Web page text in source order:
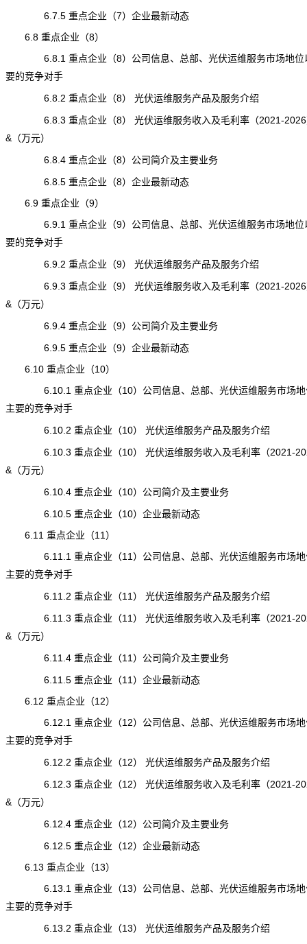
6.7.5 重点企业（7）企业最新动态
6.8 重点企业（8）
6.8.1 重点企业（8）公司信息、总部、光伏运维服务市场地位
要的竞争对手
6.8.2 重点企业（8） 光伏运维服务产品及服务介绍
6.8.3 重点企业（8） 光伏运维服务收入及毛利率（2021-2026
&（万元）
6.8.4 重点企业（8）公司简介及主要业务
6.8.5 重点企业（8）企业最新动态
6.9 重点企业（9）
6.9.1 重点企业（9）公司信息、总部、光伏运维服务市场地位
要的竞争对手
6.9.2 重点企业（9） 光伏运维服务产品及服务介绍
6.9.3 重点企业（9） 光伏运维服务收入及毛利率（2021-2026
&（万元）
6.9.4 重点企业（9）公司简介及主要业务
6.9.5 重点企业（9）企业最新动态
6.10 重点企业（10）
6.10.1 重点企业（10）公司信息、总部、光伏运维服务市场地
主要的竞争对手
6.10.2 重点企业（10） 光伏运维服务产品及服务介绍
6.10.3 重点企业（10） 光伏运维服务收入及毛利率（2021-
&（万元）
6.10.4 重点企业（10）公司简介及主要业务
6.10.5 重点企业（10）企业最新动态
6.11 重点企业（11）
6.11.1 重点企业（11）公司信息、总部、光伏运维服务市场地
主要的竞争对手
6.11.2 重点企业（11） 光伏运维服务产品及服务介绍
6.11.3 重点企业（11） 光伏运维服务收入及毛利率（2021-
&（万元）
6.11.4 重点企业（11）公司简介及主要业务
6.11.5 重点企业（11）企业最新动态
6.12 重点企业（12）
6.12.1 重点企业（12）公司信息、总部、光伏运维服务市场地
主要的竞争对手
6.12.2 重点企业（12） 光伏运维服务产品及服务介绍
6.12.3 重点企业（12） 光伏运维服务收入及毛利率（2021-
&（万元）
6.12.4 重点企业（12）公司简介及主要业务
6.12.5 重点企业（12）企业最新动态
6.13 重点企业（13）
6.13.1 重点企业（13）公司信息、总部、光伏运维服务市场地
主要的竞争对手
6.13.2 重点企业（13） 光伏运维服务产品及服务介绍